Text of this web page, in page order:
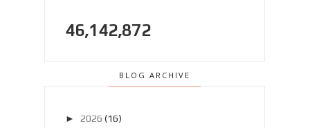
46,142,872
BLOG ARCHIVE
► 2026 (16)